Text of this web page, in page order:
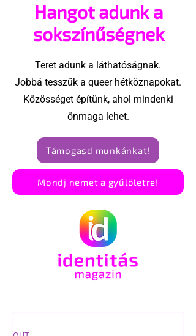
Hangot adunk a
sokszínűségnek
Teret adunk a láthatóságnak.
Jobbá tesszük a queer hétköznapokat.
Közösséget építünk, ahol mindenki
önmaga lehet.
Támogasd munkánkat!
Mondj nemet a gyűlöletre!